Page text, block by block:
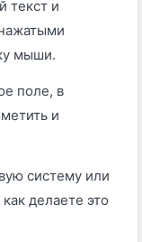
текст и
мыши.
поле, в
и
систему или
делаете это